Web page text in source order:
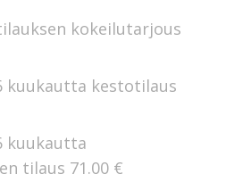
kokeilutarjous
kuukautta kestotilaus
kuukautta
tilaus 71.00 €